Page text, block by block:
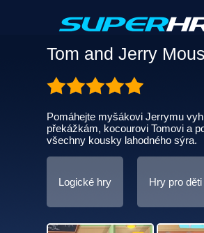
Tom and Jerry
Pomáhejte myšákovi Jerrymu
překážkám, kocourovi Tomovi a
všechny kousky lahodného sýra.
Logické hry Hry pro děti